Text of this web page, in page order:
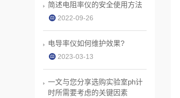
简述电阻率仪的安全使用方法
2022-09-26
电导率仪如何维护效果?
2023-03-13
一文与您分享选购实验室ph计
时所需要考虑的关键因素